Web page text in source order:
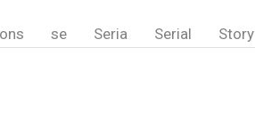
se Seria Serial Story